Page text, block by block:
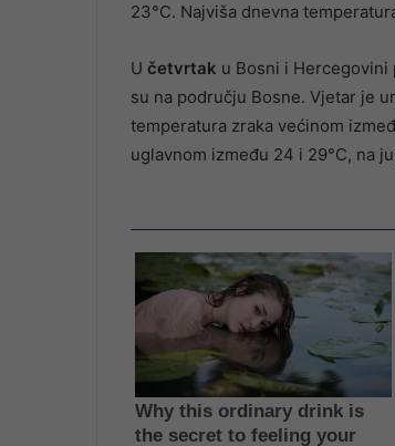
23°C. Najviša dnevna
U četvrtak u Bosni i Hercegovini
su na području Bosne. Vjetar je
temperatura zraka većinom
uglavnom između 24 i 29°C, na